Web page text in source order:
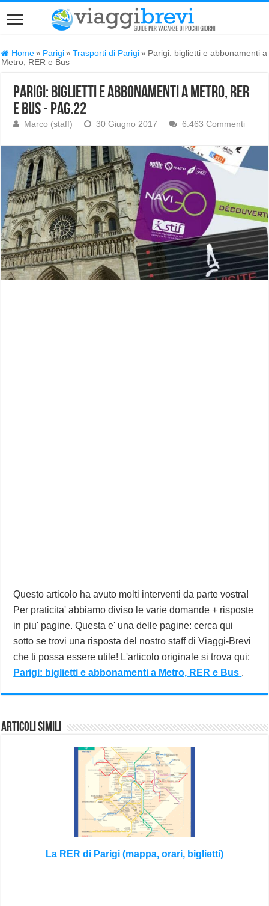
Home » Parigi » Trasporti di Parigi » Parigi: biglietti e abbonamenti a
Metro, RER e Bus
Parigi: biglietti e abbonamenti a Metro, RER
e Bus - Pag.22
Marco (staff) 30 Giugno 2017 6.463 Commenti
Questo articolo ha avuto molti interventi da parte vostra!
Per praticita' abbiamo diviso le varie domande + risposte
in piu' pagine. Questa e' una delle pagine: cerca qui
sotto se trovi una risposta del nostro staff di Viaggi-Brevi
che ti possa essere utile! L'articolo originale si trova qui:
Parigi: biglietti e abbonamenti a Metro, RER e Bus .
Articoli Simili
La RER di Parigi (mappa, orari, biglietti)